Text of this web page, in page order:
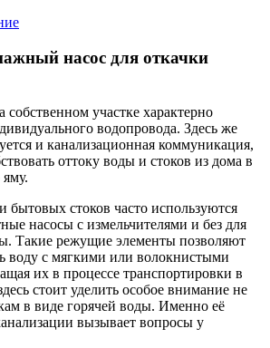
насос для откачки
собственном участке характерно
водопровода. Здесь же
и канализационная коммуникация,
оттоку воды и стоков из дома в
бытовых стоков часто используются
насосы с измельчителями и без для
Такие режущие элементы позволяют
воду с мягкими или волокнистыми
их в процессе транспортировки в
стоит уделить особое внимание не
в виде горячей воды. Именно её
вызывает вопросы у